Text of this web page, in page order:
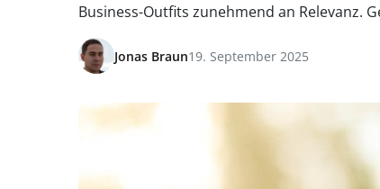
Business-Outfits zunehmend an Relevanz.
Jonas Braun19. September 2025